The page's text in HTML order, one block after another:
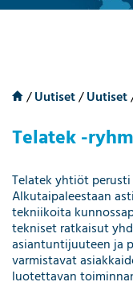
/Uutiset/Uutiset
Telatek -
Telatek yhtiöt perusti
Alkutaipaleestaan
tekniikoita
tekniset ratkaisut
asiantuntijuuteen ja
varmistavat
luotettavan